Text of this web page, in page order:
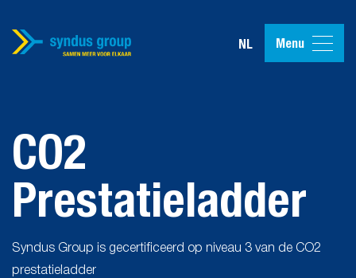
NL Menu
CO2
Prestatieladder
Syndus Group is gecertificeerd op niveau 3 van de CO2
prestatieladder